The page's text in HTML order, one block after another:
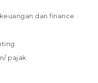
dan finance
pajak